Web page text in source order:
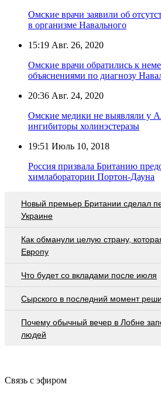
Омские врачи заявили об
в организме Навального
15:19 Авг. 26, 2020
Омские врачи обратились к
объяснениями по диагнозу
20:36 Авг. 24, 2020
Омские медики не выявляли у
ингибиторы холинэстеразы
19:51 Июль 10, 2018
Россия призвала Британию
химлаборатории Портон-Дауна
Новый премьер Британии сделал
Украине
Как обманули целую страну,
Европу
Что будет со вкладами после июля
Сырского в последний момент
Почему обычный вечер в Лобне
людей
Связь с эфиром